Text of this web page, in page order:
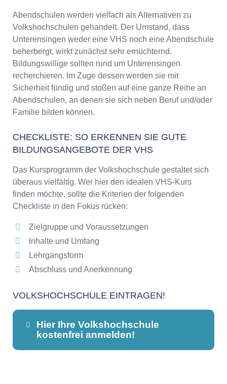
Abendschulen werden vielfach als Alternativen zu
Volkshochschulen gehandelt. Der Umstand, dass
Unterensingen weder eine VHS noch eine Abendschule
beherbergt, wirkt zunächst sehr ernüchternd.
Bildungswillige sollten rund um Unterensingen
recherchieren. Im Zuge dessen werden sie mit
Sicherheit fündig und stoßen auf eine ganze Reihe an
Abendschulen, an denen sie sich neben Beruf und/oder
Familie bilden können.
CHECKLISTE: SO ERKENNEN SIE GUTE
BILDUNGSANGEBOTE DER VHS
Das Kursprogramm der Volkshochschule gestaltet sich
überaus vielfältig. Wer hier den idealen VHS-Kurs
finden möchte, sollte die Kriterien der folgenden
Checkliste in den Fokus rücken:
Zielgruppe und Voraussetzungen
Inhalte und Umfang
Lehrgangsform
Abschluss und Anerkennung
VOLKSHOCHSCHULE EINTRAGEN!
Hier Ihre Volkshochschule
kostenfrei anmelden!